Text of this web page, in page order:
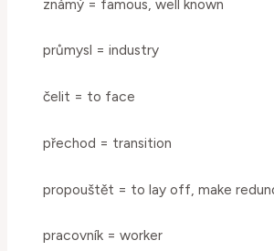
známý = famous, well known
průmysl = industry
čelit = to face
přechod = transition
propouštět = to lay off, make
pracovník = worker